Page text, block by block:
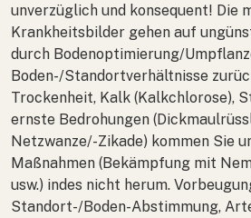
unverzüglich und konsequent! Die
Krankheitsbilder gehen auf
durch Bodenoptimierung/
Boden-/Standortverhältnisse
Trockenheit, Kalk (Kalkchlorose),
ernste Bedrohungen
Netzwanze/-Zikade) kommen Sie
Maßnahmen (Bekämpfung mit
usw.) indes nicht herum.
Standort-/Boden-Abstimmung,